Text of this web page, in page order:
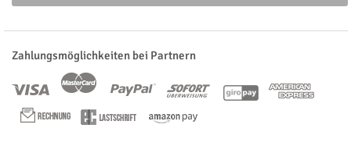
Zahlungsmöglichkeiten bei Partnern